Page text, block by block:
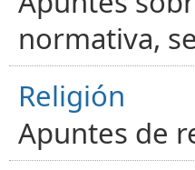
normativa,
Religión
Apuntes de